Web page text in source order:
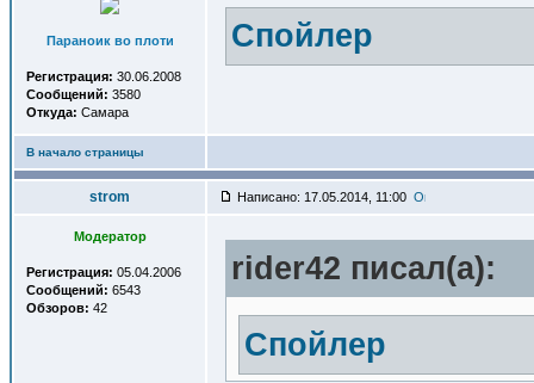
Параноик во плоти
Регистрация: 30.06.2008
Сообщений: 3580
Откуда: Самара
Спойлер
В начало страницы
strom Написано: 17.05.2014, 11:00
Модератор
Регистрация: 05.04.2006
Сообщений: 6543
Обзоров: 42
rider42 писал(a):
Спойлер